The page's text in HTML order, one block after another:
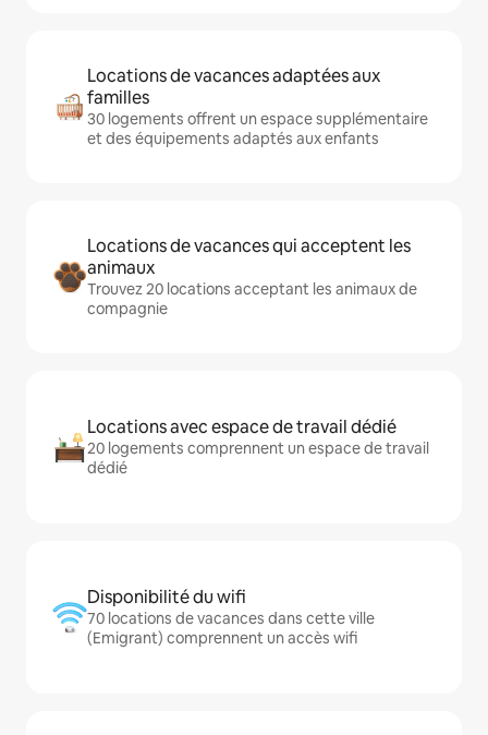
Locations de vacances adaptées aux
familles
30 logements offrent un espace supplémentaire
et des équipements adaptés aux enfants
Locations de vacances qui acceptent les
animaux
Trouvez 20 locations acceptant les animaux de
compagnie
Locations avec espace de travail dédié
20 logements comprennent un espace de travail
dédié
Disponibilité du wifi
70 locations de vacances dans cette ville
(Emigrant) comprennent un accès wifi